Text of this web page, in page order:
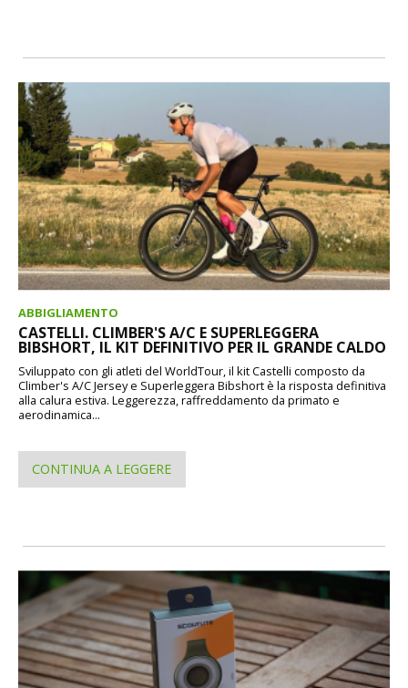
ABBIGLIAMENTO
CASTELLI. CLIMBER'S A/C E SUPERLEGGERA
BIBSHORT, IL KIT DEFINITIVO PER IL GRANDE CALDO
Sviluppato con gli atleti del WorldTour, il kit Castelli composto da
Climber's A/C Jersey e Superleggera Bibshort è la risposta definitiva
alla calura estiva. Leggerezza, raffreddamento da primato e
aerodinamica...
CONTINUA A LEGGERE